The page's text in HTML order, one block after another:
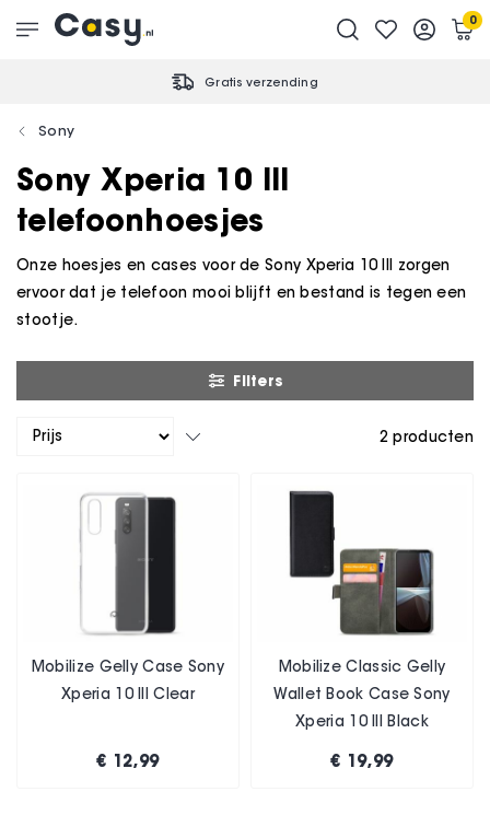
Gratis verzending
0
Sony
Sony Xperia 10 III
telefoonhoesjes
Onze hoesjes en cases voor de Sony Xperia 10 III zorgen
ervoor dat je telefoon mooi blijft en bestand is tegen een
stootje.
Filters
2 producten
Mobilize Gelly Case Sony
Xperia 10 III Clear
€ 12,99
Mobilize Classic Gelly
Wallet Book Case Sony
Xperia 10 III Black
€ 19,99